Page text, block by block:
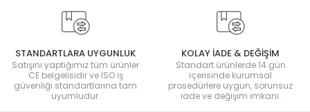
STANDARTLARA UYGUNLUK
Satışını yaptığımız tüm ürünler
CE belgelisidir ve ISO iş
güvenliği standartlarına tam
uyumludur.
KOLAY İADE & DEĞİŞİM
Standart ürünlerde 14 gün
içerisinde kurumsal
prosedürlere uygun, sorunsuz
iade ve değişim imkanı.